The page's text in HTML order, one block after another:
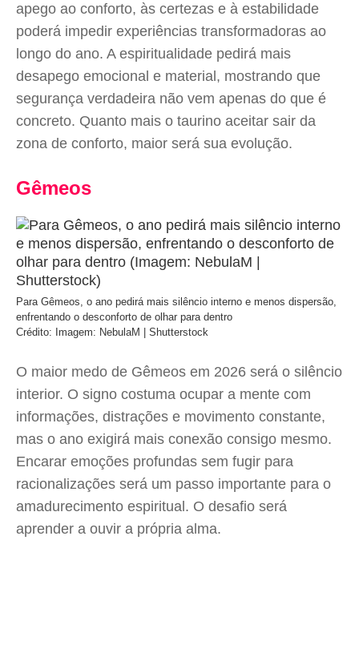
apego ao conforto, às certezas e à estabilidade
poderá impedir experiências transformadoras ao
longo do ano. A espiritualidade pedirá mais
desapego emocional e material, mostrando que
segurança verdadeira não vem apenas do que é
concreto. Quanto mais o taurino aceitar sair da
zona de conforto, maior será sua evolução.
Gêmeos
Para Gêmeos, o ano pedirá mais silêncio interno e menos dispersão,
enfrentando o desconforto de olhar para dentro
Crédito: Imagem: NebulaM | Shutterstock
O maior medo de Gêmeos em 2026 será o silêncio
interior. O signo costuma ocupar a mente com
informações, distrações e movimento constante,
mas o ano exigirá mais conexão consigo mesmo.
Encarar emoções profundas sem fugir para
racionalizações será um passo importante para o
amadurecimento espiritual. O desafio será
aprender a ouvir a própria alma.